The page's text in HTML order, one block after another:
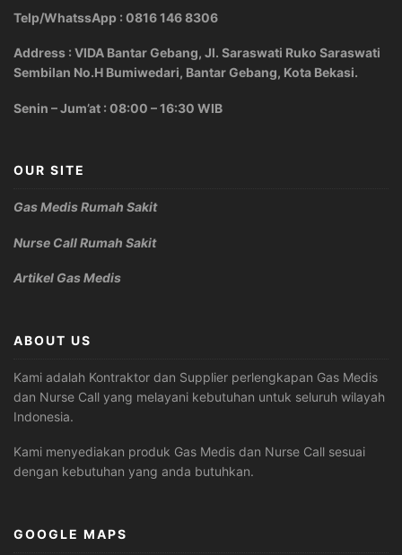
Telp/WhatssApp : 0816 146 8306
Address : VIDA Bantar Gebang, Jl. Saraswati Ruko Saraswati
Sembilan No.H Bumiwedari, Bantar Gebang, Kota Bekasi.
Senin – Jum’at : 08:00 – 16:30 WIB
OUR SITE
Gas Medis Rumah Sakit
Nurse Call Rumah Sakit
Artikel Gas Medis
ABOUT US
Kami adalah Kontraktor dan Supplier perlengkapan Gas Medis
dan Nurse Call yang melayani kebutuhan untuk seluruh wilayah
Indonesia.
Kami menyediakan produk Gas Medis dan Nurse Call sesuai
dengan kebutuhan yang anda butuhkan.
GOOGLE MAPS